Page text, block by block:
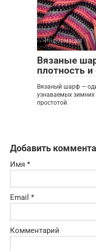
Информация
Вязаные
плотность
Вязаный шарф —
узнаваемых зимних
простотой
Добавить
Имя *
Email *
Комментарий